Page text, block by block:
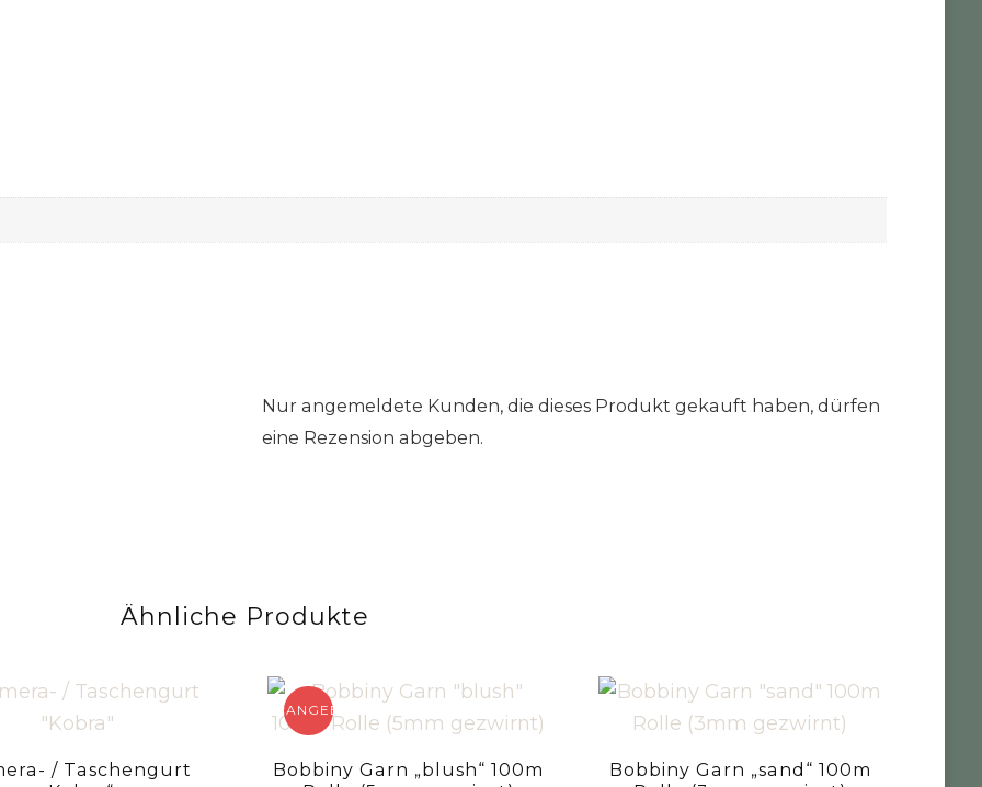
Nur angemeldete Kunden, die dieses Produkt gekauft haben, dürfen
eine Rezension abgeben.
Ähnliche Produkte
/ Taschengurt
ANGEBOT!
Bobbiny Garn „blush“ 100m
Bobbiny Garn „sand“ 100m